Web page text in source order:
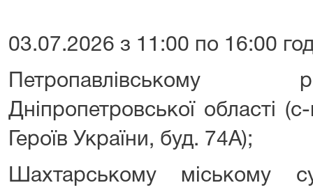
03.07.2026 з 11:00 по 16:00
Дніпропетровської області
Героїв України, буд. 74А);
Шахтарському міському